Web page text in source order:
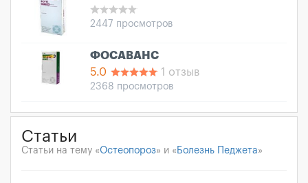
2447 просмотров
ФОСАВАНС
5.0
1 отзыв
2368 просмотров
Статьи
Статьи на тему «Остеопороз» и « Болезнь Педжета»